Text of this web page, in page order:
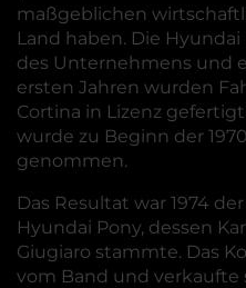
maßgeblichen
Land haben. Die
des Unternehmens und
ersten Jahren wurden
Cortina in Lizenz
wurde zu Beginn der
genommen.
Das Resultat war 1974
Hyundai Pony, dessen
Giugiaro stammte. Das
vom Band und verkaufte